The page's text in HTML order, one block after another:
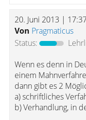
20. Juni 2013 |
Von Pragmaticus
Status:
Wenn es denn in
einem
dann gibt es 2
a) schriftliches
b) Verhandlung, in